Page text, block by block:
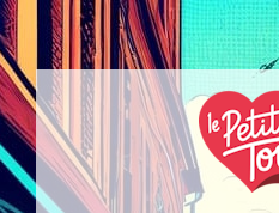
Aller
au
contenu